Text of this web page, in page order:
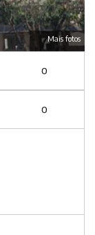
Mais fotos
0
0